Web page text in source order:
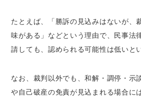
たとえば、「勝訴の見込みはないが、
味がある」などという理由で、民事法
請しても、認められる可能性は低いと
なお、裁判以外でも、和解・調停・示
や自己破産の免責が見込まれる場合に